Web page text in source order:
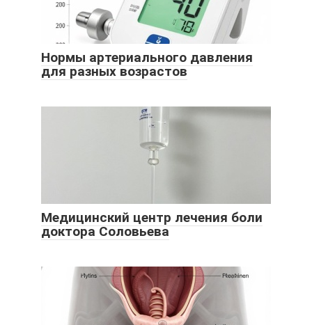
Нормы артериального давления
для разных возрастов
Медицинский центр лечения боли
доктора Соловьева